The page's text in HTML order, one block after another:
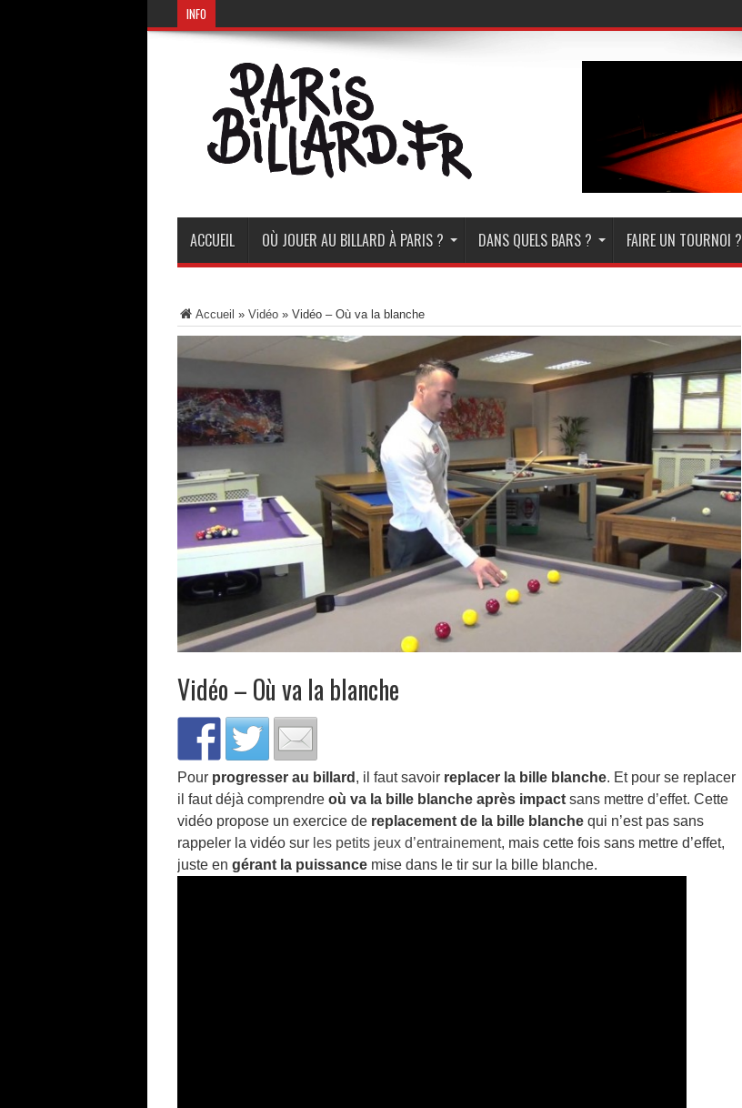
INFO
ACCUEIL OÙ JOUER AU BILLARD À PARIS ? DANS QUELS BARS ? FAIRE UN TOURNOI ?
Accueil » Vidéo» Vidéo – Où va la blanche
Vidéo – Où va la blanche
Pour progresser au billard , il faut savoirreplacer la bille blanche. Et pour se replacer
il faut déjà comprendre où va la bille blanche après impactsans mettre d’effet. Cette
vidéo propose un exercice de replacement de la bille blanchequi n’est pas sans
rappeler la vidéo sur les petits jeux d’entrainement, mais cette fois sans mettre d’effet,
juste en gérant la puissancemise dans le tir sur la bille blanche.